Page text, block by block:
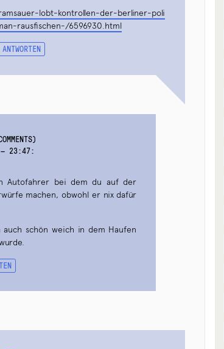
lobt-kontrollen-der-berliner-poli
rausfischen-/6596930.html
ANTWORTEN
23:47:
Autofahrer bei dem du auf der
machen, obwohl er nix dafür
schön weich in dem Haufen